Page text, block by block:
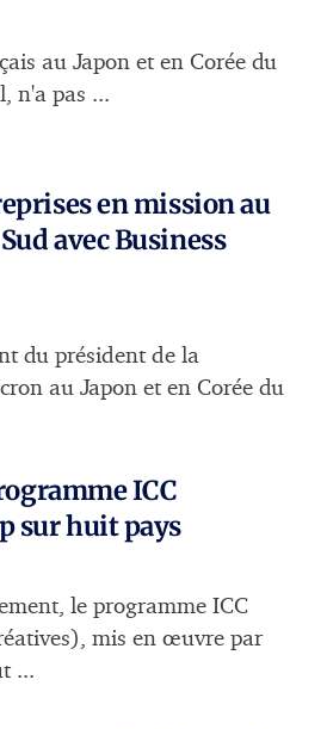
au Japon et en Corée du
n'a pas ...
en mission au
avec Business
du président de la
au Japon et en Corée du
ICC
sur huit pays
le programme ICC
mis en œuvre par
...